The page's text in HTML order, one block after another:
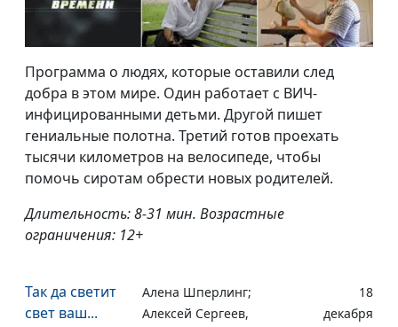
Программа о людях, которые оставили след
добра в этом мире. Один работает с ВИЧ-
инфицированными детьми. Другой пишет
гениальные полотна. Третий готов проехать
тысячи километров на велосипеде, чтобы
помочь сиротам обрести новых родителей.
Длительность: 8-31 мин. Возрастные
ограничения: 12+
Так да светит
свет ваш...
Алена Шперлинг;
Алексей Сергеев,
18
декабря